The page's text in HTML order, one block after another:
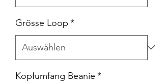
Grösse Loop *
Kopfumfang Beanie *